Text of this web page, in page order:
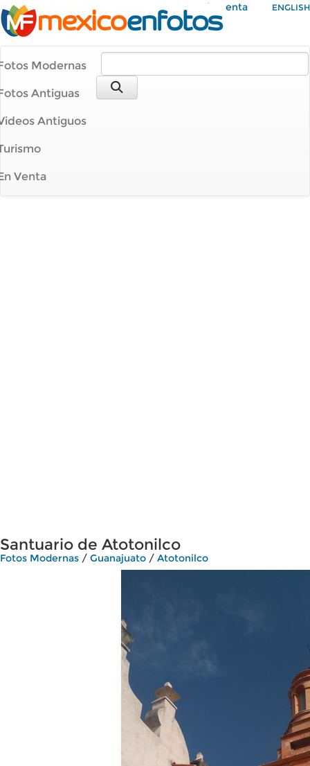
Mi Cuenta ENGLISH
Modernas
Antiguas
Antiguos
Venta
Santuario de Atotonilco
Fotos Modernas / Guanajuato / Atotonilco